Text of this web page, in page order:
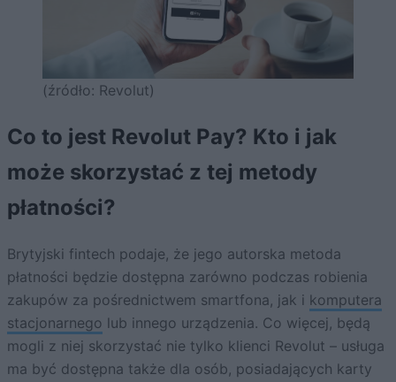
(źródło: Revolut)
Co to jest Revolut Pay? Kto i jak
może skorzystać z tej metody
płatności?
Brytyjski fintech podaje, że jego autorska metoda
płatności będzie dostępna zarówno podczas robienia
zakupów za pośrednictwem smartfona, jak i komputera
stacjonarnego lub innego urządzenia. Co więcej, będą
mogli z niej skorzystać nie tylko klienci Revolut – usługa
ma być dostępna także dla osób, posiadających karty